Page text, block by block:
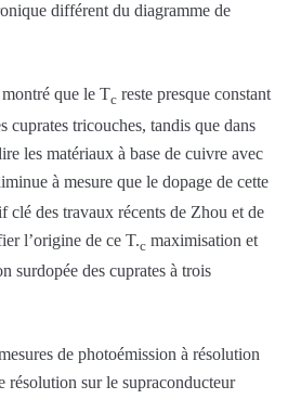
différent du diagramme de
que le Tc reste presque constant
cuprates tricouches, tandis que dans
les matériaux à base de cuivre avec
à mesure que le dopage de cette
clé des travaux récents de Zhou et de
l’origine de ce T.c maximisation et
surdopée des cuprates à trois
de photoémission à résolution
résolution sur le supraconducteur